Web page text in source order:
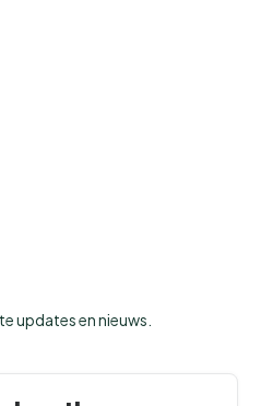
updates en nieuws.